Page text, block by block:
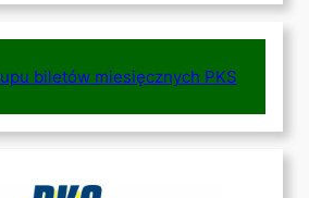
biletów miesięcznych PKS